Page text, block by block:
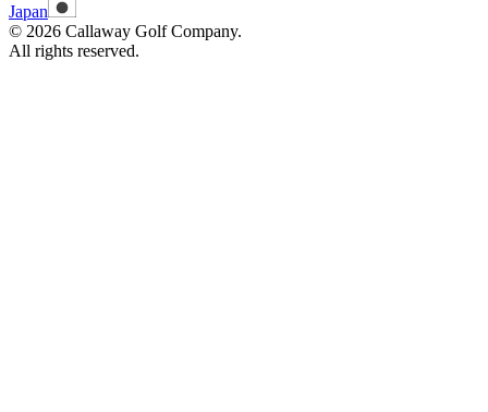
Japan
© 2026 Callaway Golf Company.
All rights reserved.